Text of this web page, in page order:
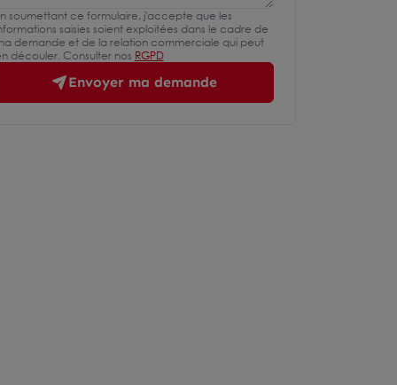
soumettant ce formulaire, j'accepte que les
saisies soient exploitées dans le cadre de
demande et de la relation commerciale qui peut
découler. Consulter nos RGPD
Envoyer ma demande